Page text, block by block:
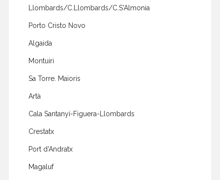
Llombards/C.Llombards/C.S'Almonia
Porto Cristo Novo
Algaida
Montuiri
Sa Torre. Maioris
Artà
Cala Santanyí-Figuera-Llombards
Crestatx
Port d'Andratx
Magaluf